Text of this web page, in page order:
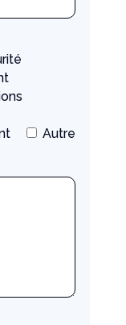
Autre